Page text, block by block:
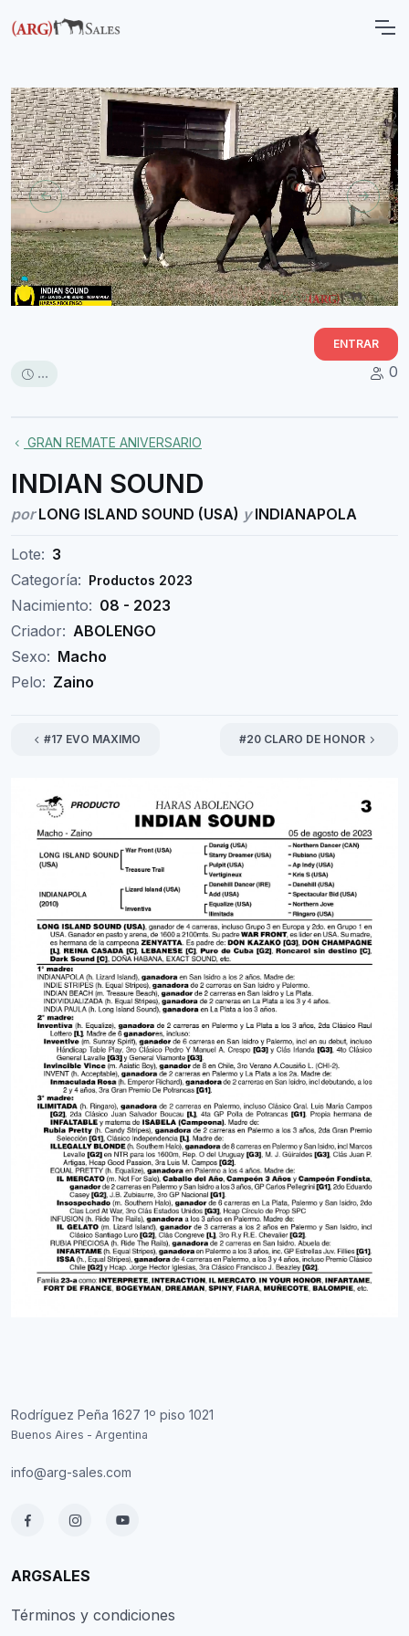
ENTRAR
... 0
GRAN REMATE ANIVERSARIO
INDIAN SOUND
porLONG ISLAND SOUND (USA) yINDIANAPOLA
Lote: 3
Categoría: Productos 2023
Nacimiento: 08 - 2023
Criador: ABOLENGO
Sexo: Macho
Pelo: Zaino
#17 EVO MAXIMO #20 CLARO DE HONOR
Rodríguez Peña 1627 1º piso 1021
Buenos Aires - Argentina
info@arg-sales.com
ARGSALES
Términos y condiciones